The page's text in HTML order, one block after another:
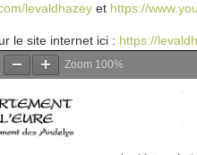
levaldhazey et https://
le site internet ici : https://
Zoom 100%